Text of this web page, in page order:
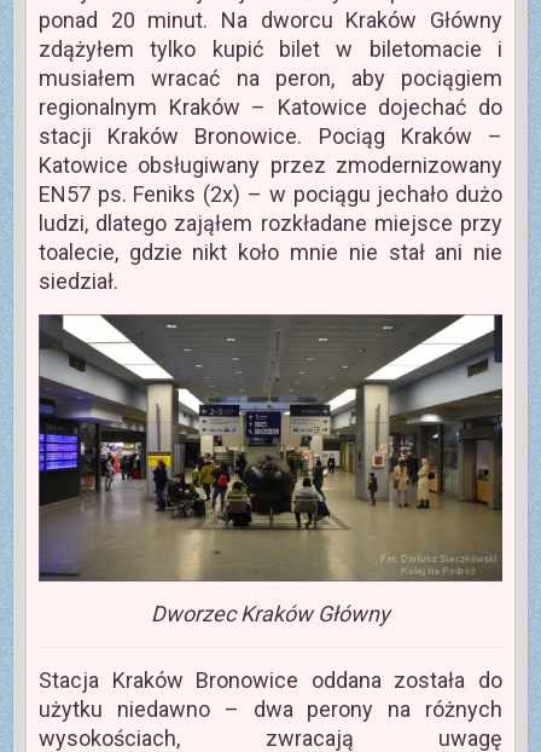
ponad 20 minut. Na dworcu Kraków Główny
zdążyłem tylko kupić bilet w biletomacie i
musiałem wracać na peron, aby pociągiem
regionalnym Kraków – Katowice dojechać do
stacji Kraków Bronowice. Pociąg Kraków –
Katowice obsługiwany przez zmodernizowany
EN57 ps. Feniks (2x) – w pociągu jechało dużo
ludzi, dlatego zająłem rozkładane miejsce przy
toalecie, gdzie nikt koło mnie nie stał ani nie
siedział.
Dworzec Kraków Główny
Stacja Kraków Bronowice oddana została do
użytku niedawno – dwa perony na różnych
wysokościach, zwracają uwagę